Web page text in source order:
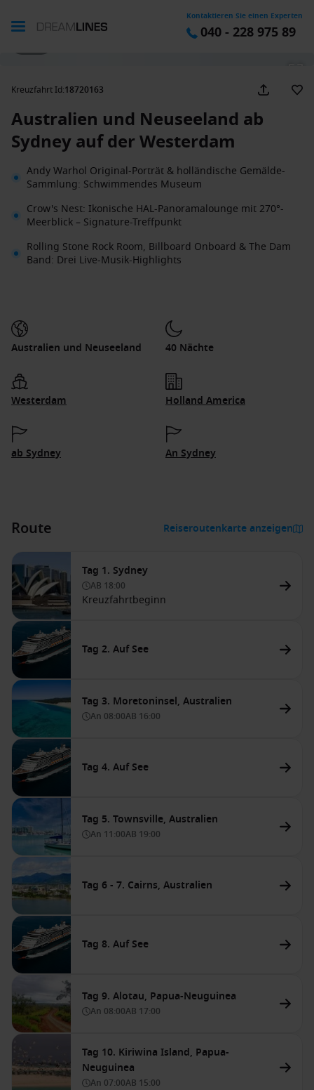
Kontaktieren Sie einen Experten
040 - 228 975 89
Kreuzfahrt Id:18720163
Australien und Neuseeland ab
Sydney auf der Westerdam
Andy Warhol Original-Porträt & holländische Gemälde-
Sammlung: Schwimmendes Museum
Crow's Nest: Ikonische HAL-Panoramalounge mit 270°-
Meerblick – Signature-Treffpunkt
Rolling Stone Rock Room, Billboard Onboard & The Dam
Band: Drei Live-Musik-Highlights
Australien und Neuseeland 40 Nächte
Westerdam Holland America
ab Sydney An Sydney
Route Reiseroutenkarte anzeigen
Tag 1. Sydney
AB 18:00
Kreuzfahrtbeginn
Tag 2. Auf See
Tag 3. Moretoninsel, Australien
An 08:00AB 16:00
Tag 4. Auf See
Tag 5. Townsville, Australien
An 11:00AB 19:00
Tag 6 - 7. Cairns, Australien
Tag 8. Auf See
Tag 9. Alotau, Papua-Neuguinea
An 08:00AB 17:00
Tag 10. Kiriwina Island, Papua-
Neuguinea
An 07:00AB 15:00